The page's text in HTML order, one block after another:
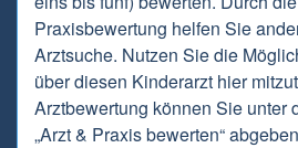
Praxisbewertung helfen Sie
Arztsuche. Nutzen Sie die
über diesen Kinderarzt hier
Arztbewertung können Sie unter
„Arzt & Praxis bewerten“